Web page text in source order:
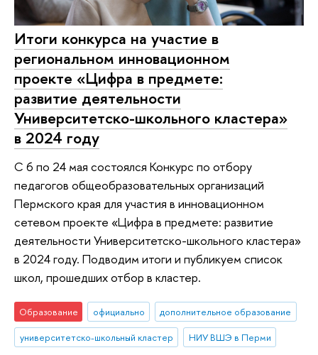
Итоги конкурса на участие в
региональном инновационном
проекте «Цифра в предмете:
развитие деятельности
Университетско-школьного кластера»
в 2024 году
С 6 по 24 мая состоялся Конкурс по отбору
педагогов общеобразовательных организаций
Пермского края для участия в инновационном
сетевом проекте «Цифра в предмете: развитие
деятельности Университетско-школьного кластера»
в 2024 году. Подводим итоги и публикуем список
школ, прошедших отбор в кластер.
Образование официально
дополнительное образование
университетско-школьный кластер
НИУ ВШЭ в Перми